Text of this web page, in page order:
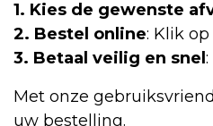
1. Kies de gewenste
2. Bestel online: Klik
3. Betaal veilig en snel
Met onze
uw bestelling.